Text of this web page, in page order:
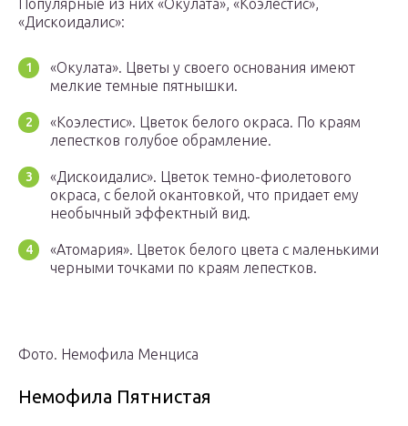
Популярные из них «Окулата», «Коэлестис»,
«Дискоидалис»:
«Окулата». Цветы у своего основания имеют
мелкие темные пятнышки.
«Коэлестис». Цветок белого окраса. По краям
лепестков голубое обрамление.
«Дискоидалис». Цветок темно-фиолетового
окраса, с белой окантовкой, что придает ему
необычный эффектный вид.
«Атомария». Цветок белого цвета с маленькими
черными точками по краям лепестков.
Фото. Немофила Менциса
Немофила Пятнистая